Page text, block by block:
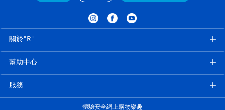
關於"R"
幫助中心
服務
體驗安全網上購物樂趣